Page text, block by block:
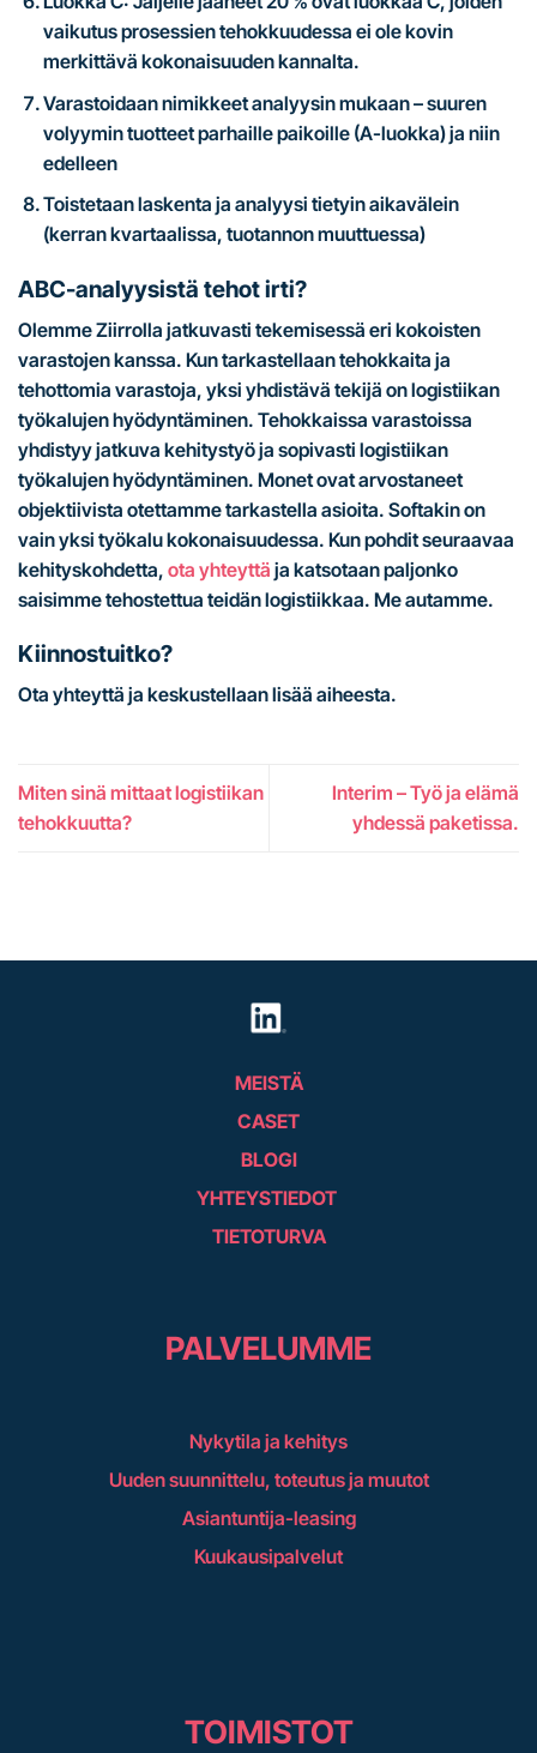
vaikutus prosessien tehokkuudessa ei ole kovin
merkittävä kokonaisuuden kannalta.
Varastoidaan nimikkeet analyysin mukaan – suuren
volyymin tuotteet parhaille paikoille (A-luokka) ja niin
edelleen
Toistetaan laskenta ja analyysi tietyin aikavälein
(kerran kvartaalissa, tuotannon muuttuessa)
ABC-analyysistä tehot irti?
Olemme Ziirrolla jatkuvasti tekemisessä eri kokoisten
varastojen kanssa. Kun tarkastellaan tehokkaita ja
tehottomia varastoja, yksi yhdistävä tekijä on logistiikan
työkalujen hyödyntäminen. Tehokkaissa varastoissa
yhdistyy jatkuva kehitystyö ja sopivasti logistiikan
työkalujen hyödyntäminen. Monet ovat arvostaneet
objektiivista otettamme tarkastella asioita. Softakin on
vain yksi työkalu kokonaisuudessa. Kun pohdit seuraavaa
kehityskohdetta, ota yhteyttä ja katsotaan paljonko
saisimme tehostettua teidän logistiikkaa. Me autamme.
Kiinnostuitko?
Ota yhteyttä ja keskustellaan lisää aiheesta.
Miten sinä mittaat logistiikan
tehokkuutta?
Interim – Työ ja elämä
yhdessä paketissa.
MEISTÄ
CASET
BLOGI
YHTEYSTIEDOT
TIETOTURVA
PALVELUMME
Nykytila ja kehitys
Uuden suunnittelu, toteutus ja muutot
Asiantuntija-leasing
Kuukausipalvelut
TOIMISTOT